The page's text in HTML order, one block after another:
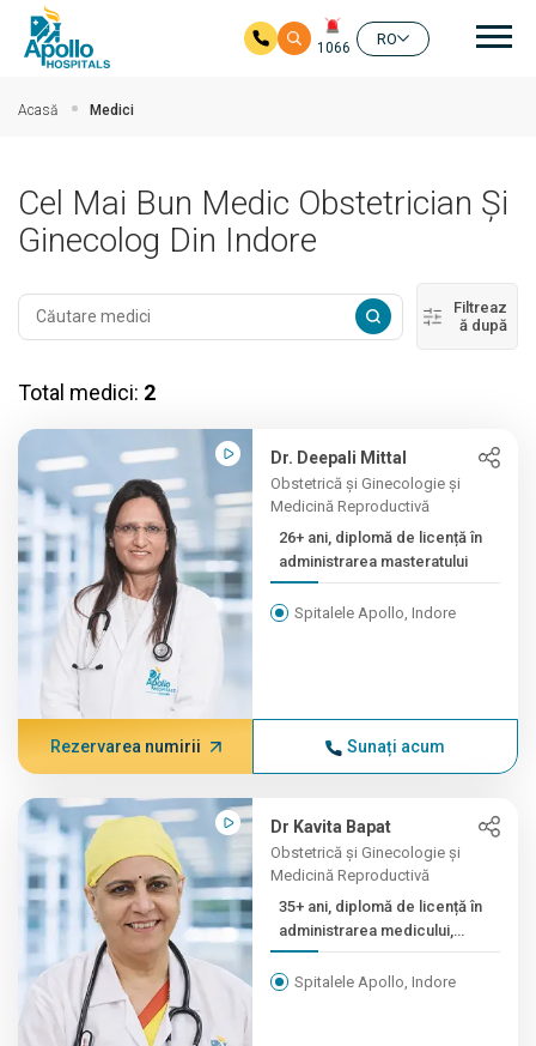
1066
RO
Acasă Medici
Cel Mai Bun Medic Obstetrician Și
Ginecolog Din Indore
Filtreaz
ă după
Total medici: 2
Dr. Deepali Mittal
Obstetrică și Ginecologie și
Medicină Reproductivă
26+ ani, diplomă de licență în
administrarea masteratului
Spitalele Apollo, Indore
Rezervarea numirii Sunați acum
Dr Kavita Bapat
Obstetrică și Ginecologie și
Medicină Reproductivă
35+ ani, diplomă de licență în
administrarea medicului,
master în științe medicale
(OBS ...
Spitalele Apollo, Indore